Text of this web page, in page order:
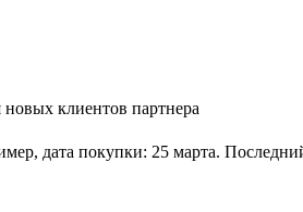
клиентов партнера
дата покупки: 25 марта.